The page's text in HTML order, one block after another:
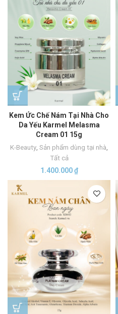
Kem Ức Chế Nám Tại Nhà Cho
Da Yếu Karmel Melasma
Cream 01 15g
K-Beauty Sản phẩm dùng tại nhà
Tất cả
1.400.000₫